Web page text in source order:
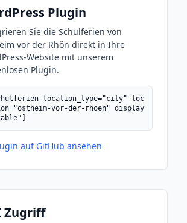
Plugin
Sie die Schulferien von
vor der Rhön direkt in Ihre
Website mit unserem
Plugin.
location_type="city" loc
vor-der-rhoen" display
auf GitHub ansehen
Zugriff